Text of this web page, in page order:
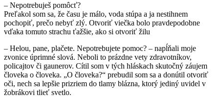
– Nepotrebuješ pomôcť?
Preľakol som sa, že času je málo, voda stúpa a ja nestihnem
pochopiť, prečo nebyť zlý. Otvoriť viečka bolo pravdepodobne
vďaka tomuto strachu ťažšie, ako si otvoriť žilu
– Helou, pane, plačete. Nepotrebujete pomoc? – napĺňali moje
zvonice úprimné slová. Neboli to prázdne vety zdravotníkov,
policajtov či gaunerov. Cítil som v tých hláskach skutočný záujem
človeka o človeka. „O človeka?“ prebudil som sa a donútil otvoriť
oči, nech sa lepšie prizriem do tlamy blázna, ktorý jediný uvidel v
žobrákovi tlieť svetlo.